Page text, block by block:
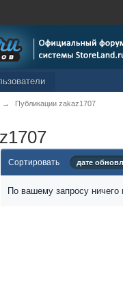
→ Публикации zakaz1707
Сортировать дате
По вашему запросу ничего